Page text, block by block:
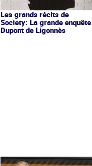
Les grands récits de
Society: La grande enquête
Dupont de Ligonnès